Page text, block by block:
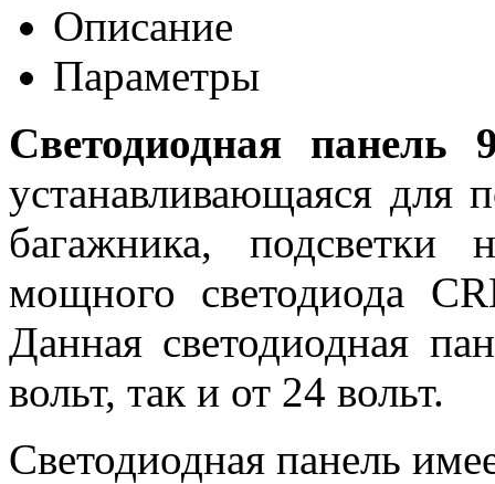
Описание
Параметры
Светодиодная панель
устанавливающаяся для
багажника,
мощного светодиода
Данная светодиодная
вольт, так и от 24 вольт.
Светодиодная панель